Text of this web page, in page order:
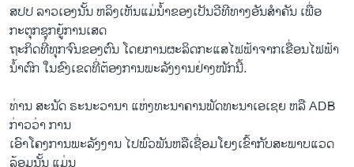
ສປປ ລາວເອງ​ນັ້ນ ຫລິງ​ເຫັນ​ແມ່​ນໍ້າຂອງ​ເປັນ​ວີ​ທີ​ທາງ​ອັນ​ສໍາຄັນ ​ເພື່ອ
ກະຕຸກ​ຊຸກຍູ້​ການ​ເສດ
ຖະກິດ​ທີ່​ທຸກ​ຈົນຂອງ​ຕົນ​ ​ໂດຍ​ການ​ຜະລິດກະ​ແສ​ໄຟຟ້າ​ຈາກ​ເຂື່ອນ​ໄຟຟ້າ​
ນໍ້າຕົກ ​ໃນ​ຂົງ​ເຂດ​ທີ່ຕ້ອງການພະລັງງານຢ່າງ​ໜັກ​ນີ້.
ທ່ານ ສະ​ນັດ ຣະນະ​ວາ​ນາ ​ແຫ່ງ​ທະນາຄານ​ພັດທະນາ​ເອ​ເຊຍ ຫລື ADB
ກ່າວ​ວ່າ ການ
ເອົາໂຄງການ​ພະລັງງານ​ ​ໄປພົວພັນ​ຫລືເຊື່ອມ​ໂຍງເຂົ້າກັບ​ສະພາບ​ແວດ​